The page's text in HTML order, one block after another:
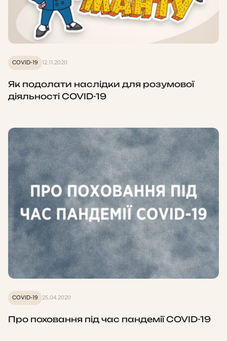
COVID-19 12.11.2020
Як подолати наслідки для розумової
діяльності COVID-19
COVID-19 25.04.2020
Про поховання під час пандемії COVID-19